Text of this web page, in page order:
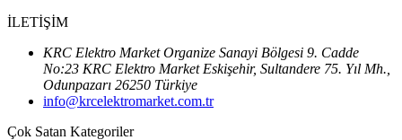
İLETİŞİM
KRC Elektro Market Organize Sanayi Bölgesi 9. Cadde
No:23 KRC Elektro Market Eskişehir, Sultandere 75. Yıl Mh.,
Odunpazarı 26250 Türkiye
info@krcelektromarket.com.tr
Çok Satan Kategoriler